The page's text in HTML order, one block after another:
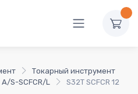
Токарный инструмент
A/S-SCFCR/L S32T SCFCR 12